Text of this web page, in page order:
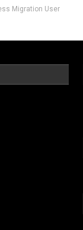
Migration User